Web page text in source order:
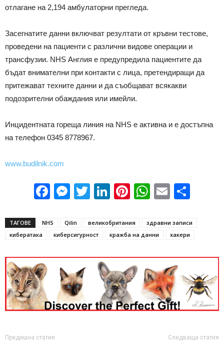
отлагане на 2,194 амбулаторни прегледа.
Засегнатите данни включват резултати от кръвни тестове,
проведени на пациенти с различни видове операции и
трансфузии. NHS Англия е предупредила пациентите да
бъдат внимателни при контакти с лица, претендиращи да
притежават техните данни и да съобщават всякакви
подозрителни обаждания или имейли.
Инцидентната гореща линия на NHS е активна и е достъпна
на телефон 0345 8778967.
www.budilnik.com
Facebook
Messenger
Twitter
LinkedIn
Pinterest
WhatsApp
Email
ТАГОВЕ NHS Qilin великобритания
здравни записи
кибератака
киберсигурност кражба на данни хакери
Предишна статия Следваща статия